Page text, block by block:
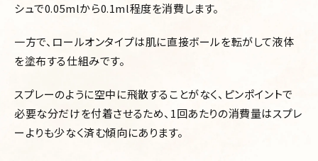
シュで0.05mlから0.1ml程度を消費します。
一方で、ロールオンタイプは肌に直接ボールを転がして液体
を塗布する仕組みです。
スプレーのように空中に飛散することがなく、ピンポイントで
必要な分だけを付着させるため、1回あたりの消費量はスプレ
ーよりも少なく済む傾向にあります。